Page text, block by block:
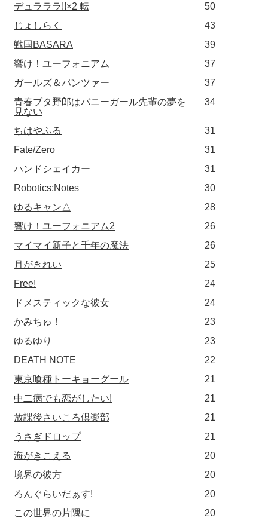
デュラララ!!×2 転
50
じょしらく
43
戦国BASARA
39
響け！ユーフォニアム
37
ガールズ＆パンツァー
37
青春ブタ野郎はバニーガール先輩の夢を
見ない
34
ちはやふる
31
Fate/Zero
31
ハンドシェイカー
31
Robotics;Notes
30
ゆるキャン△
28
響け！ユーフォニアム2
26
マイマイ新子と千年の魔法
26
月がきれい
25
Free!
24
ドメスティックな彼女
24
かみちゅ！
23
ゆるゆり
23
DEATH NOTE
22
東京喰種トーキョーグール
21
中二病でも恋がしたい!
21
放課後さいころ倶楽部
21
うさぎドロップ
21
海がきこえる
20
境界の彼方
20
ろんぐらいだぁす!
20
この世界の片隅に
20